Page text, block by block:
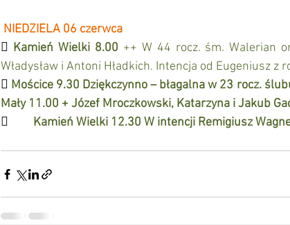
NIEDZIELA 06 czerwca
 Kamień Wielki 8.00 ++ W 44 rocz. śm. Walerian
Władysław i Antoni Hładkich. Intencja od Eugeniusz z
 Mościce 9.30 Dziękczynno – błagalna w 23 rocz.
Mały 11.00 + Józef Mroczkowski, Katarzyna i Jakub
 Kamień Wielki 12.30 W intencji Remigiusz